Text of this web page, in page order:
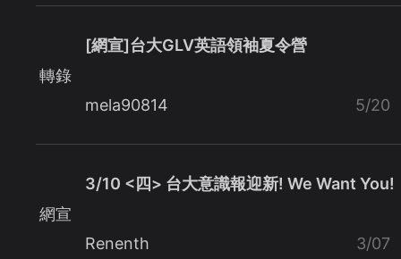
轉錄
[網宣]台大GLV英語領袖夏令營
mela90814 5/20
網宣
3/10 <四> 台大意識報迎新! We Want You!
Renenth 3/07